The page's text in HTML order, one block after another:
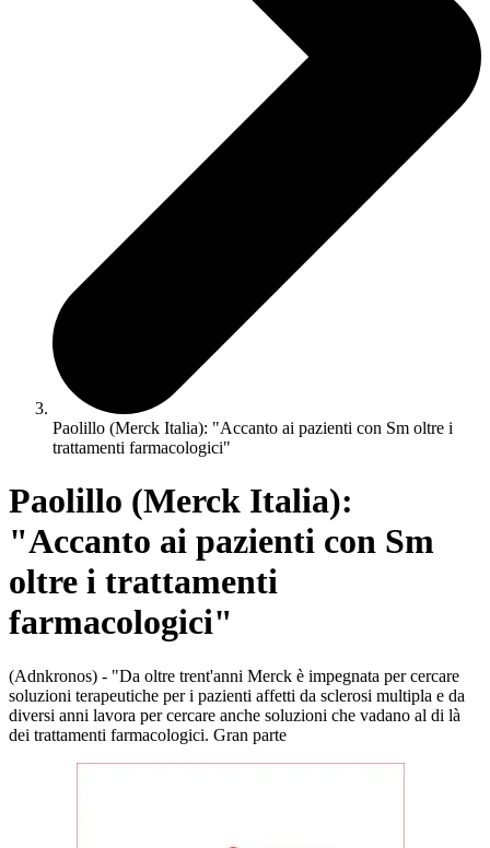
Paolillo (Merck Italia): "Accanto ai pazienti con Sm oltre i
trattamenti farmacologici"
Paolillo (Merck Italia):
"Accanto ai pazienti con Sm
oltre i trattamenti
farmacologici"
(Adnkronos) - "Da oltre trent'anni Merck è impegnata per cercare
soluzioni terapeutiche per i pazienti affetti da sclerosi multipla e da
diversi anni lavora per cercare anche soluzioni che vadano al di là
dei trattamenti farmacologici. Gran parte